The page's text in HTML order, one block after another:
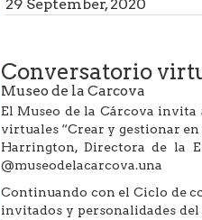
29 September, 2020
Conversatorio
Museo de la Carcova
El Museo de la Cárcova
virtuales “Crear y gestionar en
Harrington, Directora de la
@museodelacarcova.una
Continuando con el Ciclo de
invitados y personalidades del